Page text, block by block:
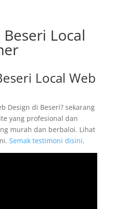
Local
Local Web
Design di Beseri? sekarang
yang profesional dan
murah dan berbaloi. Lihat
Semak testimoni disini.